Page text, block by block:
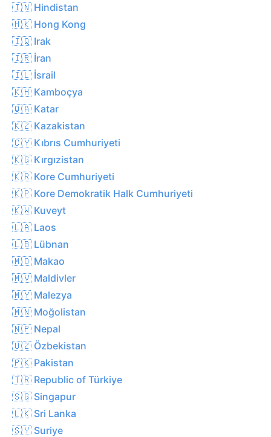
🇮🇳 Hindistan
🇭🇰 Hong Kong
🇮🇶 Irak
🇮🇷 İran
🇮🇱 İsrail
🇰🇭 Kamboçya
🇶🇦 Katar
🇰🇿 Kazakistan
🇨🇾 Kıbrıs Cumhuriyeti
🇰🇬 Kırgızistan
🇰🇷 Kore Cumhuriyeti
🇰🇵 Kore Demokratik Halk Cumhuriyeti
🇰🇼 Kuveyt
🇱🇦 Laos
🇱🇧 Lübnan
🇲🇴 Makao
🇲🇻 Maldivler
🇲🇾 Malezya
🇲🇳 Moğolistan
🇳🇵 Nepal
🇺🇿 Özbekistan
🇵🇰 Pakistan
🇹🇷 Republic of Türkiye
🇸🇬 Singapur
🇱🇰 Sri Lanka
🇸🇾 Suriye